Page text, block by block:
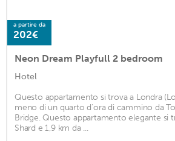
a partire da
202€
Neon Dream Playfull 2 bedroom
Hotel
Questo appartamento si trova a Londra
meno di un quarto d'ora di cammino da
Bridge. Questo appartamento elegante si
Shard e 1,9 km da ...